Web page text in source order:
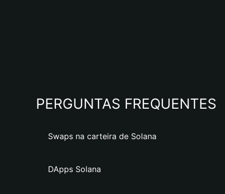
PERGUNTAS FREQUENTES
Swaps na carteira de Solana
DApps Solana